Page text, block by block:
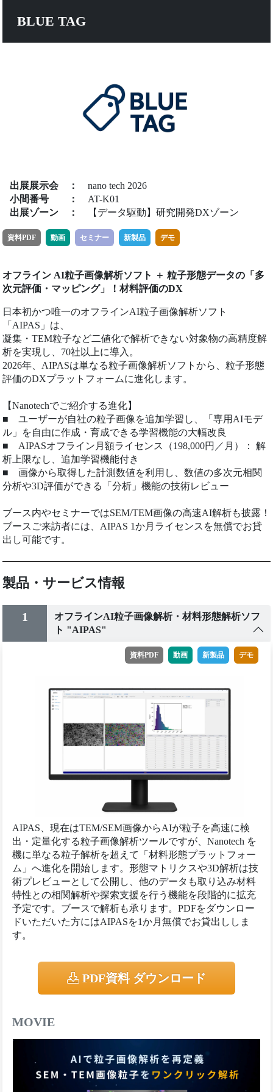
BLUE TAG
出展展示会 ： nano tech 2026
小間番号
： AT-K01
出展ゾーン ： 【データ駆動】研究開発DXゾーン
資料PDF 動画 セミナー 新製品 デモ
オフライン AI粒子画像解析ソフト ＋ 粒子形態データの「多
次元評価・マッピング」！材料評価のDX
日本初かつ唯一のオフラインAI粒子画像解析ソフト
「AIPAS」は、
凝集・TEM粒子など二値化で解析できない対象物の高精度解
析を実現し、70社以上に導入。
2026年、AIPASは単なる粒子画像解析ソフトから、粒子形態
評価のDXプラットフォームに進化します。
【Nanotechでご紹介する進化】
■ ユーザーが自社の粒子画像を追加学習し、「専用AIモデ
ル」を自由に作成・育成できる学習機能の大幅改良
■ AIPASオフライン月額ライセンス（198,000円／月）： 解
析上限なし、追加学習機能付き
■ 画像から取得した計測数値を利用し、数値の多次元相関
分析や3D評価ができる「分析」機能の技術レビュー
ブース内やセミナーではSEM/TEM画像の高速AI解析も披露！
ブースご来訪者には、AIPAS 1か月ライセンスを無償でお貸
出し可能です。
製品・サービス情報
1
オフラインAI粒子画像解析・材料形態解析ソフ
ト "AIPAS"
資料PDF 動画 新製品 デモ
AIPAS、現在はTEM/SEM画像からAIが粒子を高速に検
出・定量化する粒子画像解析ツールですが、Nanotech を
機に単なる粒子解析を超えて「材料形態プラットフォー
ム」へ進化を開始します。形態マトリクスや3D解析は技
術プレビューとして公開し、他のデータも取り込み材料
特性との相関解析や探索支援を行う機能を段階的に拡充
予定です。ブースで解析も承ります。PDFをダウンロー
ドいただいた方にはAIPASを1か月無償でお貸出ししま
す。
PDF資料 ダウンロード
MOVIE